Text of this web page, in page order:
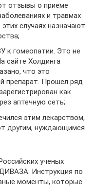
отзывы о приеме
и травмах
случаях назначают
к гомеопатии. Это не
сайте Холдинга
что это
препарат. Прошел ряд
как
аптечную сеть;
этим лекарством,
другим, нуждающимся
ученых
Инструкция по
моменты, которые